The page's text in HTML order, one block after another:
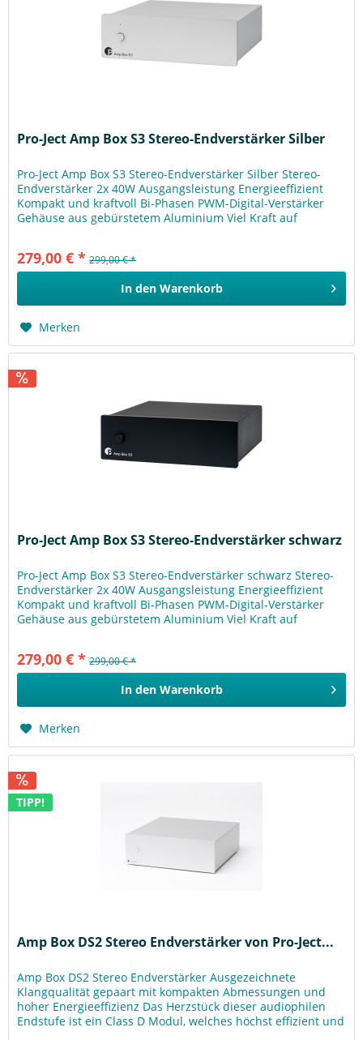
Pro-Ject Amp Box S3 Stereo-Endverstärker Silber
Pro-Ject Amp Box S3 Stereo-Endverstärker Silber Stereo-
Endverstärker 2x 40W Ausgangsleistung Energieeffizient
Kompakt und kraftvoll Bi-Phasen PWM-Digital-Verstärker
Gehäuse aus gebürstetem Aluminium Viel Kraft auf
279,00 € * 299,00 € *
In den Warenkorb
Merken
Pro-Ject Amp Box S3 Stereo-Endverstärker schwarz
Pro-Ject Amp Box S3 Stereo-Endverstärker schwarz Stereo-
Endverstärker 2x 40W Ausgangsleistung Energieeffizient
Kompakt und kraftvoll Bi-Phasen PWM-Digital-Verstärker
Gehäuse aus gebürstetem Aluminium Viel Kraft auf
279,00 € * 299,00 € *
In den Warenkorb
Merken
TIPP!
Amp Box DS2 Stereo Endverstärker von Pro-Ject...
Amp Box DS2 Stereo Endverstärker Ausgezeichnete
Klangqualität gepaart mit kompakten Abmessungen und
hoher Energieeffizienz Das Herzstück dieser audiophilen
Endstufe ist ein Class D Modul, welches höchst effizient und